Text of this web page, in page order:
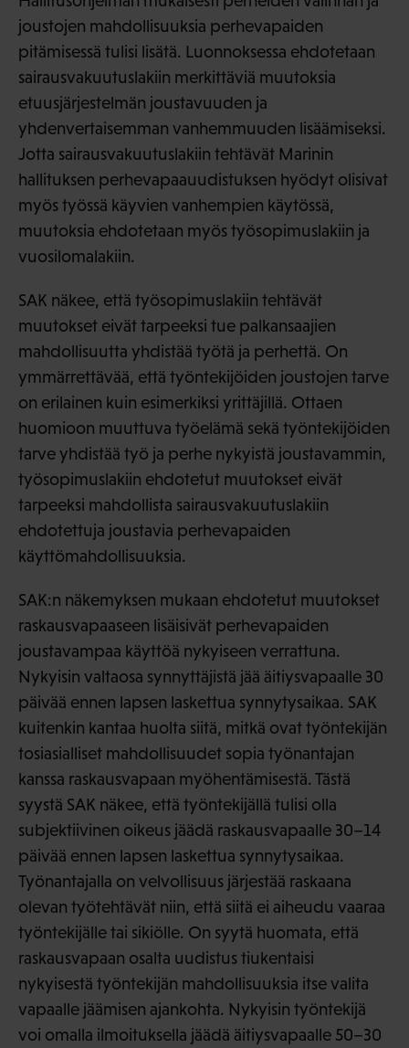
joustojen mahdollisuuksia perhevapaiden
pitämisessä tulisi lisätä. Luonnoksessa ehdotetaan
sairausvakuutuslakiin merkittäviä muutoksia
etuusjärjestelmän joustavuuden ja
yhdenvertaisemman vanhemmuuden lisäämiseksi.
Jotta sairausvakuutuslakiin tehtävät Marinin
hallituksen perhevapaauudistuksen hyödyt olisivat
myös työssä käyvien vanhempien käytössä,
muutoksia ehdotetaan myös työsopimuslakiin ja
vuosilomalakiin.
SAK näkee, että työsopimuslakiin tehtävät
muutokset eivät tarpeeksi tue palkansaajien
mahdollisuutta yhdistää työtä ja perhettä. On
ymmärrettävää, että työntekijöiden joustojen tarve
on erilainen kuin esimerkiksi yrittäjillä. Ottaen
huomioon muuttuva työelämä sekä työntekijöiden
tarve yhdistää työ ja perhe nykyistä joustavammin,
työsopimuslakiin ehdotetut muutokset eivät
tarpeeksi mahdollista sairausvakuutuslakiin
ehdotettuja joustavia perhevapaiden
käyttömahdollisuuksia.
SAK:n näkemyksen mukaan ehdotetut muutokset
raskausvapaaseen lisäisivät perhevapaiden
joustavampaa käyttöä nykyiseen verrattuna.
Nykyisin valtaosa synnyttäjistä jää äitiysvapaalle 30
päivää ennen lapsen laskettua synnytysaikaa. SAK
kuitenkin kantaa huolta siitä, mitkä ovat työntekijän
tosiasialliset mahdollisuudet sopia työnantajan
kanssa raskausvapaan myöhentämisestä. Tästä
syystä SAK näkee, että työntekijällä tulisi olla
subjektiivinen oikeus jäädä raskausvapaalle 30–14
päivää ennen lapsen laskettua synnytysaikaa.
Työnantajalla on velvollisuus järjestää raskaana
olevan työtehtävät niin, että siitä ei aiheudu vaaraa
työntekijälle tai sikiölle. On syytä huomata, että
raskausvapaan osalta uudistus tiukentaisi
nykyisestä työntekijän mahdollisuuksia itse valita
vapaalle jäämisen ajankohta. Nykyisin työntekijä
voi omalla ilmoituksella jäädä äitiysvapaalle 50–30